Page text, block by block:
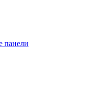
панели